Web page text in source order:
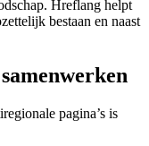
Hreflang helpt
bestaan en naast
pagina’s is